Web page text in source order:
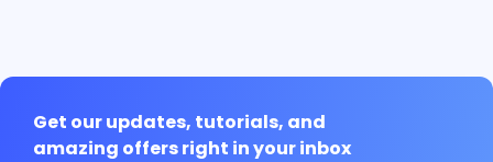
Get our updates, tutorials, and
amazing offers right in your inbox